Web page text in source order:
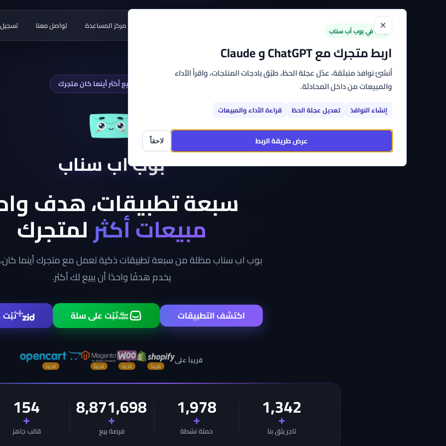
×
جديد في بوب أب سناب
اربط متجرك مع ChatGPT و Claude
أنشئ نوافذ منبثقة، عدّل عجلة الحظ، طبّق بادجات المنتجات، واقرأ الأداء
والمبيعات من داخل المحادثة.
إنشاء النوافذ تعديل عجلة الحظ قراءة الأداء والمبيعات
عرض طريقة الربط لاحقاً
مركز المساعدة تواصل معنا
تطبيقات تبيع أكثر أينما كان متجرك
بوب اب سناب
سبعة تطبيقات، هدف
مبيعات أكثرلمتجرك
بوب اب سناب مظلة من سبعة تطبيقات ذكية تعمل مع متجرك أينما
يخدم هدفًا واحدًا أن يبيع لك أكثر.
اكتشف التطبيقات ثبّت على سلة ثبّت
قريباً على
1,342
+
تاجر يثق بنا
1,978
+
حملة نشطة
8,871,698
+
فرصة بيع
154
+
قالب جاهز